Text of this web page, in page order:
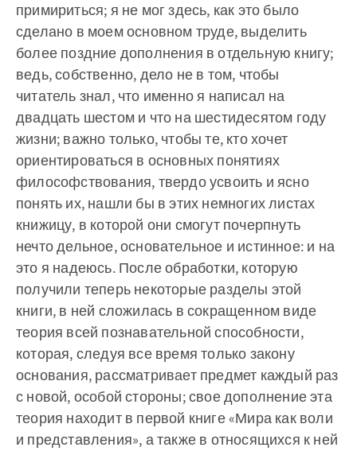
примириться; я не мог здесь, как это было
сделано в моем основном труде, выделить
более поздние дополнения в отдельную книгу;
ведь, собственно, дело не в том, чтобы
читатель знал, что именно я написал на
двадцать шестом и что на шестидесятом году
жизни; важно только, чтобы те, кто хочет
ориентироваться в основных понятиях
философствования, твердо усвоить и ясно
понять их, нашли бы в этих немногих листах
книжицу, в которой они смогут почерпнуть
нечто дельное, основательное и истинное: и на
это я надеюсь. После обработки, которую
получили теперь некоторые разделы этой
книги, в ней сложилась в сокращенном виде
теория всей познавательной способности,
которая, следуя все время только закону
основания, рассматривает предмет каждый раз
с новой, особой стороны; свое дополнение эта
теория находит в первой книге «Мира как воли
и представления», а также в относящихся к ней